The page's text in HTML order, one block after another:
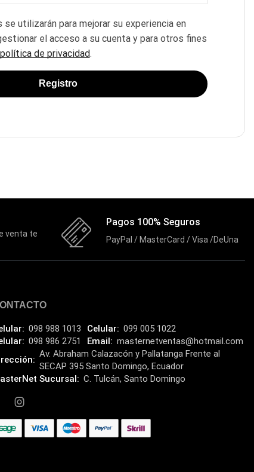
utilizarán para mejorar su experiencia en
el acceso a su cuenta y para otros fines
política de privacidad.
Registro
venta te
Pagos 100% Seguros
PayPal / MasterCard / Visa /DeUna
098 988 1013 Celular: 099 005 1022
098 986 2751 Email: masternetventas@hotmail.com
Av. Abraham Calazacón y Pallatanga Frente al
SECAP 395 Santo Domingo, Ecuador
Sucursal: C. Tulcán, Santo Domingo